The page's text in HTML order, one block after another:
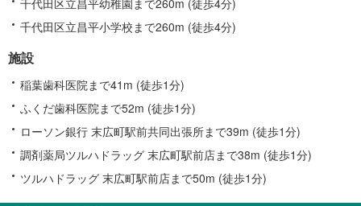
千代田区立昌平幼稚園まで260m (徒歩4分)
千代田区立昌平小学校まで260m (徒歩4分)
施設
稲葉歯科医院まで41m (徒歩1分)
ふくだ歯科医院まで52m (徒歩1分)
ローソン銀行 末広町駅前共同出張所まで39m (徒歩1分)
調剤薬局ツルハドラッグ 末広町駅前店まで38m (徒歩1分)
ツルハドラッグ 末広町駅前店まで50m (徒歩1分)